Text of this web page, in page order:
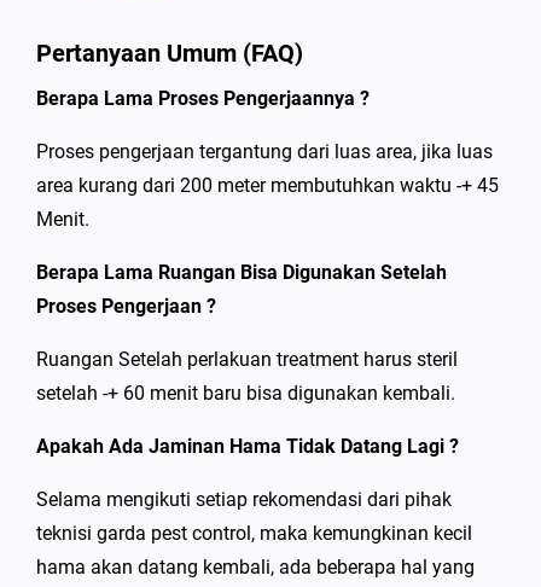
Pertanyaan Umum (FAQ)
Berapa Lama Proses Pengerjaannya ?
Proses pengerjaan tergantung dari luas area, jika luas
area kurang dari 200 meter membutuhkan waktu -+ 45
Menit.
Berapa Lama Ruangan Bisa Digunakan Setelah
Proses Pengerjaan ?
Ruangan Setelah perlakuan treatment harus steril
setelah -+ 60 menit baru bisa digunakan kembali.
Apakah Ada Jaminan Hama Tidak Datang Lagi ?
Selama mengikuti setiap rekomendasi dari pihak
teknisi garda pest control, maka kemungkinan kecil
hama akan datang kembali, ada beberapa hal yang